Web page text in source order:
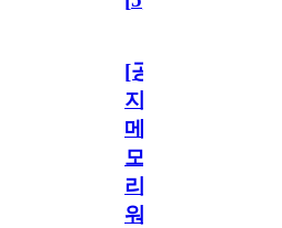
[공
지]
메
모
리
워